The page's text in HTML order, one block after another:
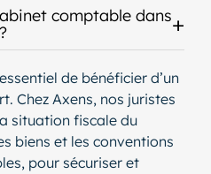
comptable dans
de bénéficier d’un
Chez Axens, nos juristes
situation fiscale du
biens et les conventions
pour sécuriser et